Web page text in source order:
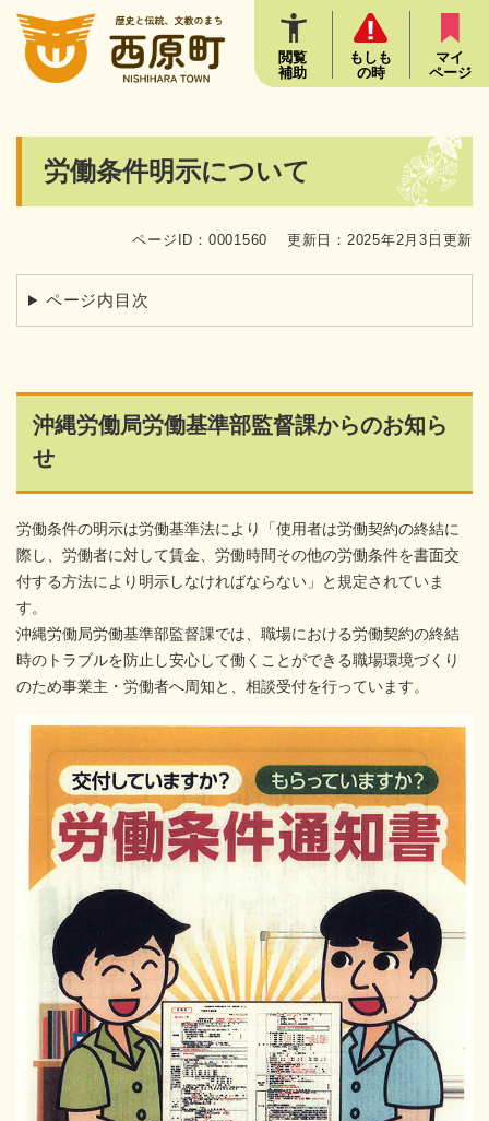
メニューを飛ばして本文へ
閲覧
補助
もしも
の時
マイ
ページ
労働条件明示について
ページID：0001560 更新日：2025年2月3日更新
ページ内目次
沖縄労働局労働基準部監督課からのお知ら
せ
労働条件の明示は労働基準法により「使用者は労働契約の終結に
際し、労働者に対して賃金、労働時間その他の労働条件を書面交
付する方法により明示しなければならない」と規定されていま
す。
沖縄労働局労働基準部監督課では、職場における労働契約の終結
時のトラブルを防止し安心して働くことができる職場環境づくり
のため事業主・労働者へ周知と、相談受付を行っています。